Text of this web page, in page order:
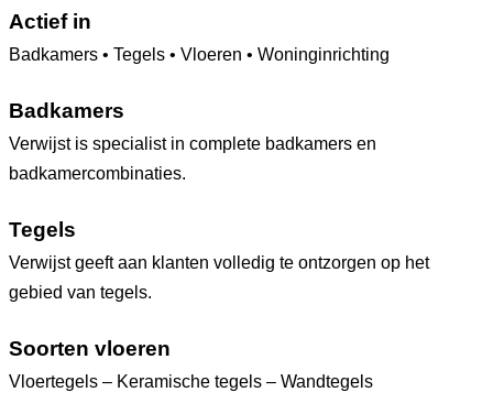
Actief in
Badkamers • Tegels • Vloeren • Woninginrichting
Badkamers
Verwijst is specialist in complete badkamers en
badkamercombinaties.
Tegels
Verwijst geeft aan klanten volledig te ontzorgen op het
gebied van tegels.
Soorten vloeren
Vloertegels – Keramische tegels – Wandtegels